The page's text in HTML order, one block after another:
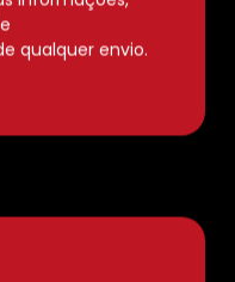
qualquer envio.